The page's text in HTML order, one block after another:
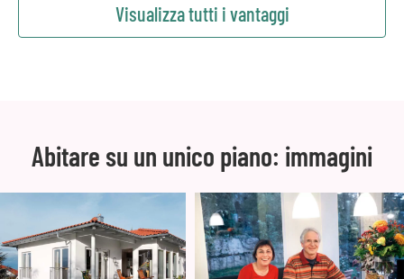
Visualizza tutti i vantaggi
Abitare su un unico piano: immagini